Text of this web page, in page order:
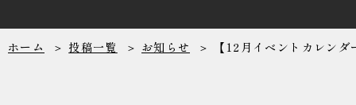
レストラン
ホーム 投稿一覧 お知らせ 【12月イベントカレンダ